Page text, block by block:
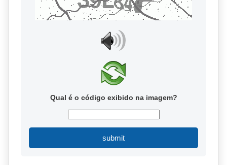
Qual é o código exibido na imagem?
submit